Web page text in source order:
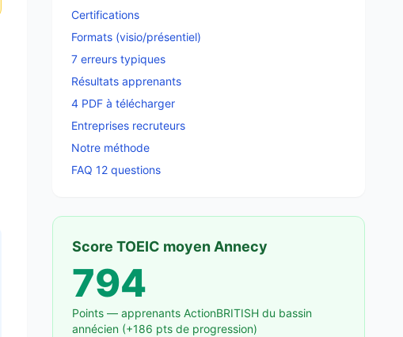
Certifications
Formats (visio/présentiel)
7 erreurs typiques
Résultats apprenants
4 PDF à télécharger
Entreprises recruteurs
Notre méthode
FAQ 12 questions
Score TOEIC moyen Annecy
794
Points — apprenants ActionBRITISH du bassin
annécien (+186 pts de progression)